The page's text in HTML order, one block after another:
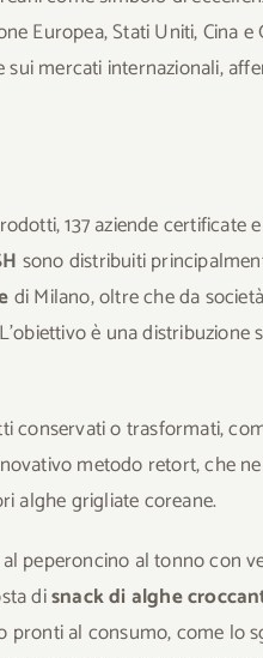
Europea, Stati Uniti, Cina
sui mercati internazionali,
137 aziende certificate
sono distribuiti
di Milano, oltre che da
è una
conservati o trasformati,
metodo retort, che
alghe grigliate coreane.
peperoncino al tonno con
disnack di alghe
pronti al consumo, come lo